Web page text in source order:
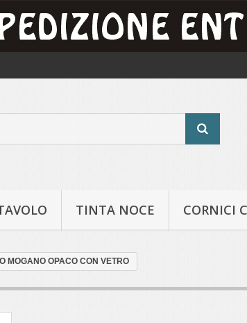
TINTA NOCE CORNICI
MOGANO OPACO CON VETRO